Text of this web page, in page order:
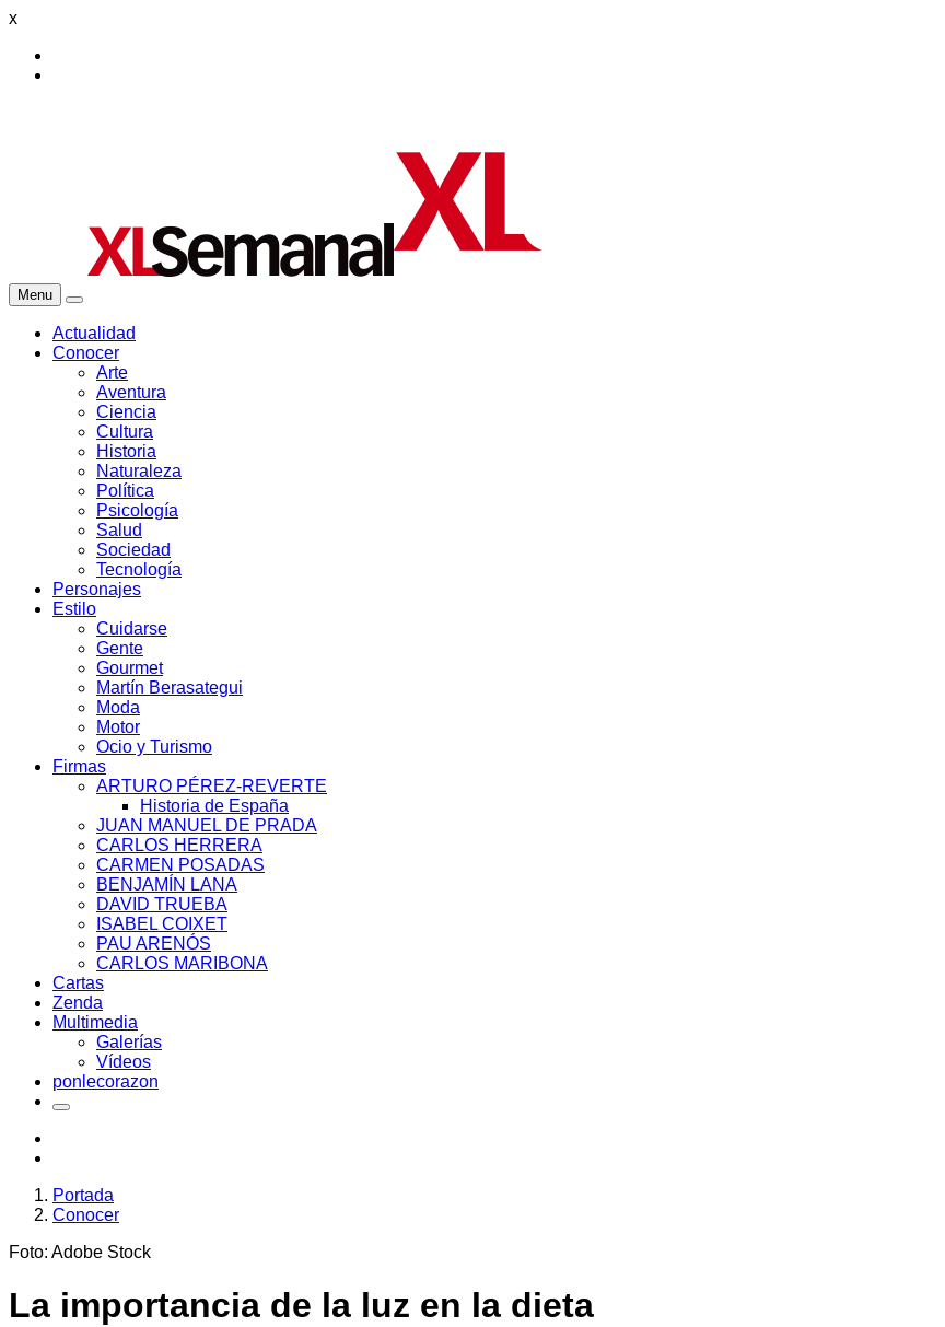
x
Menu
Actualidad
Conocer
Arte
Aventura
Ciencia
Cultura
Historia
Naturaleza
Política
Psicología
Salud
Sociedad
Tecnología
Personajes
Estilo
Cuidarse
Gente
Gourmet
Martín Berasategui
Moda
Motor
Ocio y Turismo
Firmas
ARTURO PÉREZ-REVERTE
Historia de España
JUAN MANUEL DE PRADA
CARLOS HERRERA
CARMEN POSADAS
BENJAMÍN LANA
DAVID TRUEBA
ISABEL COIXET
PAU ARENÓS
CARLOS MARIBONA
Cartas
Zenda
Multimedia
Galerías
Vídeos
ponlecorazon
Portada
Conocer
Foto: Adobe Stock
La importancia de la luz en la dieta